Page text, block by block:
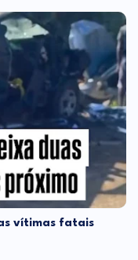
vítimas fatais